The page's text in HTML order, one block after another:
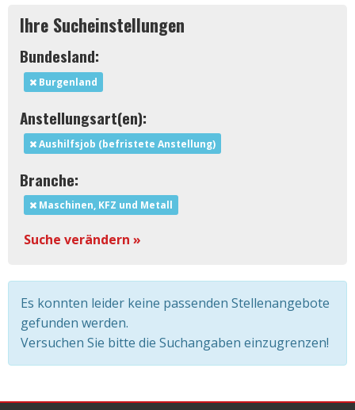
Ihre Sucheinstellungen
Bundesland:
Burgenland
Anstellungsart(en):
Aushilfsjob (befristete Anstellung)
Branche:
Maschinen, KFZ und Metall
Suche verändern »
Es konnten leider keine passenden Stellenangebote
gefunden werden.
Versuchen Sie bitte die Suchangaben einzugrenzen!